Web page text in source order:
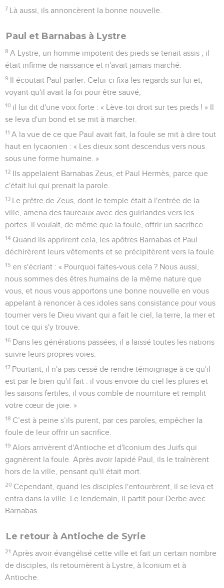
7 Là aussi, ils annoncèrent la bonne nouvelle.
Paul et Barnabas à Lystre
8 A Lystre, un homme impotent des pieds se tenait assis ; il
était infirme de naissance et n'avait jamais marché.
9 Il écoutait Paul parler. Celui-ci fixa les regards sur lui et,
voyant qu'il avait la foi pour être sauvé,
10 il lui dit d'une voix forte : « Lève-toi droit sur tes pieds ! » Il
se leva d'un bond et se mit à marcher.
11 A la vue de ce que Paul avait fait, la foule se mit à dire tout
haut en lycaonien : « Les dieux sont descendus vers nous
sous une forme humaine. »
12 Ils appelaient Barnabas Zeus, et Paul Hermès, parce que
c'était lui qui prenait la parole.
13 Le prêtre de Zeus, dont le temple était à l'entrée de la
ville, amena des taureaux avec des guirlandes vers les
portes. Il voulait, de même que la foule, offrir un sacrifice.
14 Quand ils apprirent cela, les apôtres Barnabas et Paul
déchirèrent leurs vêtements et se précipitèrent vers la foule
15 en s'écriant : « Pourquoi faites-vous cela ? Nous aussi,
nous sommes des êtres humains de la même nature que
vous, et nous vous apportons une bonne nouvelle en vous
appelant à renoncer à ces idoles sans consistance pour vous
tourner vers le Dieu vivant qui a fait le ciel, la terre, la mer et
tout ce qui s'y trouve.
16 Dans les générations passées, il a laissé toutes les nations
suivre leurs propres voies.
17 Pourtant, il n'a pas cessé de rendre témoignage à ce qu'il
est par le bien qu'il fait : il vous envoie du ciel les pluies et
les saisons fertiles, il vous comble de nourriture et remplit
votre cœur de joie. »
18 C’est à peine s’ils purent, par ces paroles, empêcher la
foule de leur offrir un sacrifice.
19 Alors arrivèrent d'Antioche et d'Iconium des Juifs qui
gagnèrent la foule. Après avoir lapidé Paul, ils le traînèrent
hors de la ville, pensant qu'il était mort.
20 Cependant, quand les disciples l'entourèrent, il se leva et
entra dans la ville. Le lendemain, il partit pour Derbe avec
Barnabas.
Le retour à Antioche de Syrie
21 Après avoir évangélisé cette ville et fait un certain nombre
de disciples, ils retournèrent à Lystre, à Iconium et à
Antioche.